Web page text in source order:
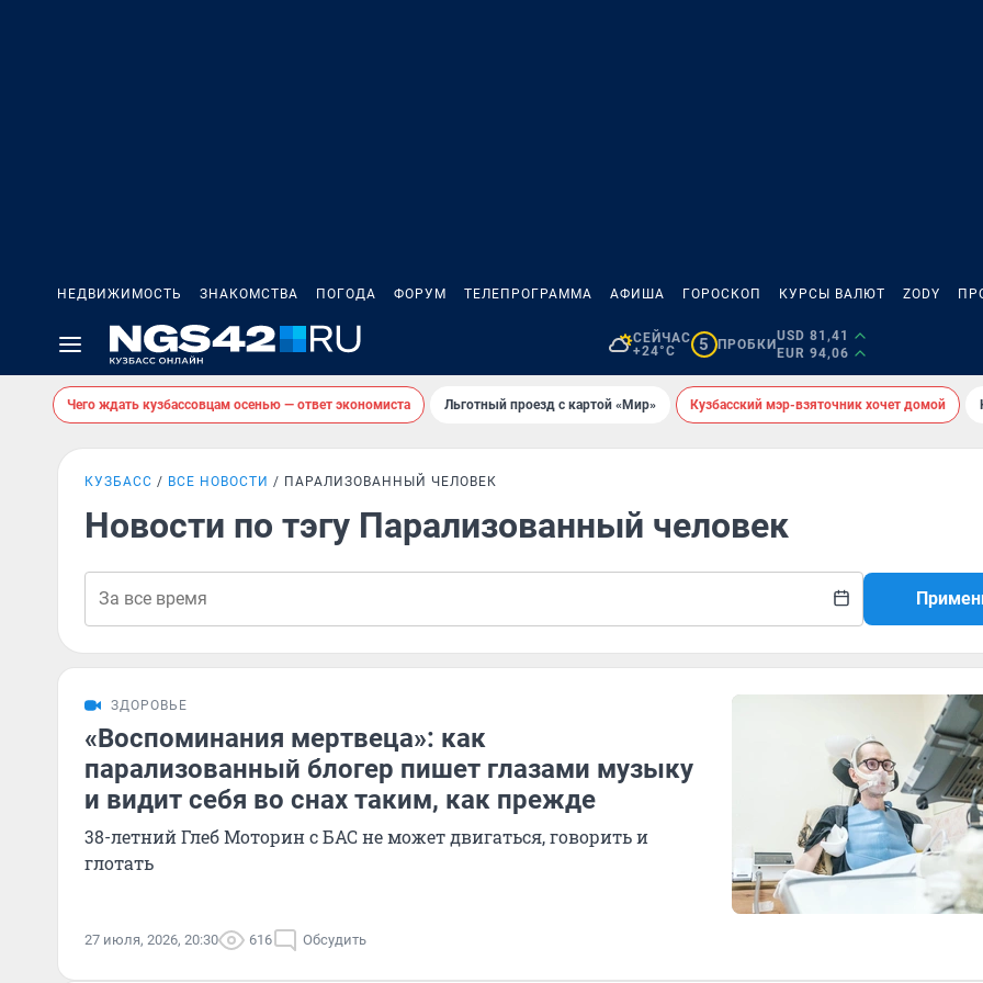
НЕДВИЖИМОСТЬ ЗНАКОМСТВА ПОГОДА ФОРУМ ТЕЛЕПРОГРАММА АФИША ГОРОСКОП КУРСЫ ВАЛЮТ ZODY
СЕЙЧАС
+24°C
5 ПРОБКИ
USD 81,41
EUR 94,06
Чего ждать кузбассовцам осенью — ответ экономиста Льготный проезд с картой «Мир» Кузбасский мэр-взяточник хочет домой
КУЗБАСС ВСЕ НОВОСТИ ПАРАЛИЗОВАННЫЙ ЧЕЛОВЕК
Новости по тэгу Парализованный человек
ЗДОРОВЬЕ
«Воспоминания мертвеца»: как
парализованный блогер пишет глазами музыку
и видит себя во снах таким, как прежде
38-летний Глеб Моторин с БАС не может двигаться, говорить и
глотать
27 июля, 2026, 20:30 616 Обсудить